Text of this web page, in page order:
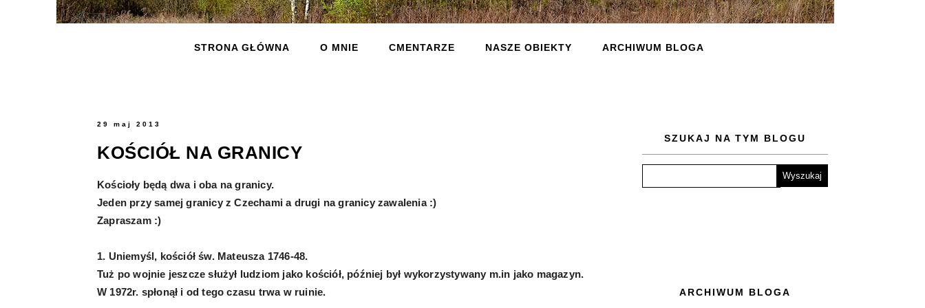
STRONA GŁÓWNA O MNIE CMENTARZE NASZE OBIEKTY ARCHIWUM BLOGA
29 maj 2013
KOŚCIÓŁ NA GRANICY
Kościoły będą dwa i oba na granicy.
Jeden przy samej granicy z Czechami a drugi na granicy zawalenia :)
Zapraszam :)
1. Uniemyśl, kościół św. Mateusza 1746-48.
Tuż po wojnie jeszcze służył ludziom jako kościół, później był wykorzystywany m.in jako magazyn.
W 1972r. spłonął i od tego czasu trwa w ruinie.
SZUKAJ NA TYM BLOGU
ARCHIWUM BLOGA